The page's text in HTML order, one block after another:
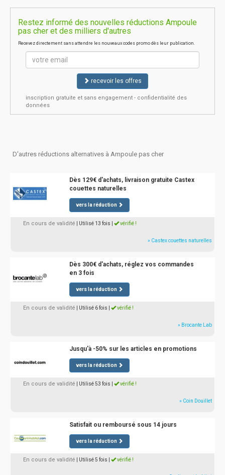
Restez informé des nouvelles réductions Ampoule
pas cher et des milliers d'autres
Recevez directement sans attendre les nouveaux codes promo dès leur publication.
recevoir les offres
inscription gratuite et sans engagement - confidentialité des
données
D'autres réductions alternatives à Ampoule pas cher
Dès 129€ d'achats, livraison gratuite Castex
couettes naturelles
vers la réduction
En cours de validité | Utilisé 13 fois vérifié !
» Castex couettes naturelles
Dès 300€ d'achats, réglez vos commandes
en 3 fois
vers la réduction
En cours de validité | Utilisé 6 fois vérifié !
» Brocante Lab
Jusqu'à -50% sur les articles en promotions
vers la réduction
En cours de validité | Utilisé 53 fois vérifié !
» Coin Douillet
Satisfait ou remboursé sous 14 jours
vers la réduction
En cours de validité | Utilisé 5 fois vérifié !